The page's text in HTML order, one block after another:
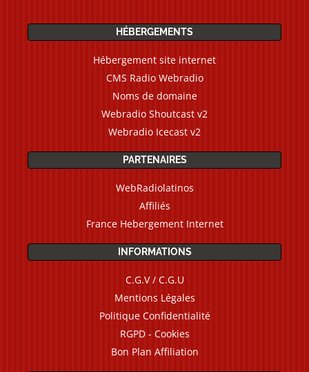
HÉBERGEMENTS
Hébergement site internet
CMS Radio Webradio
Noms de domaine
Webradio Shoutcast v2
Webradio Icecast v2
PARTENAIRES
WebRadiolatinos
Affiliés
France Hebergement Internet
INFORMATIONS
C.G.V / C.G.U
Mentions Légales
Politique Confidentialité
RGPD - Cookies
Bon Plan Affiliation